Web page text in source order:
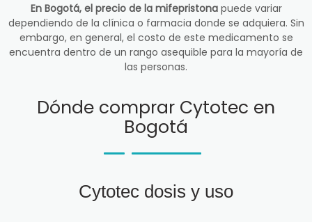
En Bogotá, el precio de la mifepristonapuede variar
dependiendo de la clínica o farmacia donde se adquiera. Sin
embargo, en general, el costo de este medicamento se
encuentra dentro de un rango asequible para la mayoría de
las personas.
Dónde comprar Cytotec en
Bogotá
Cytotec dosis y uso